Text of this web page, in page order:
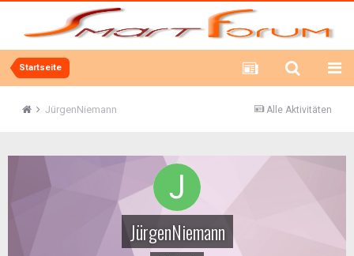
Startseite
Alle Aktivitäten
JürgenNiemann
JürgenNiemann